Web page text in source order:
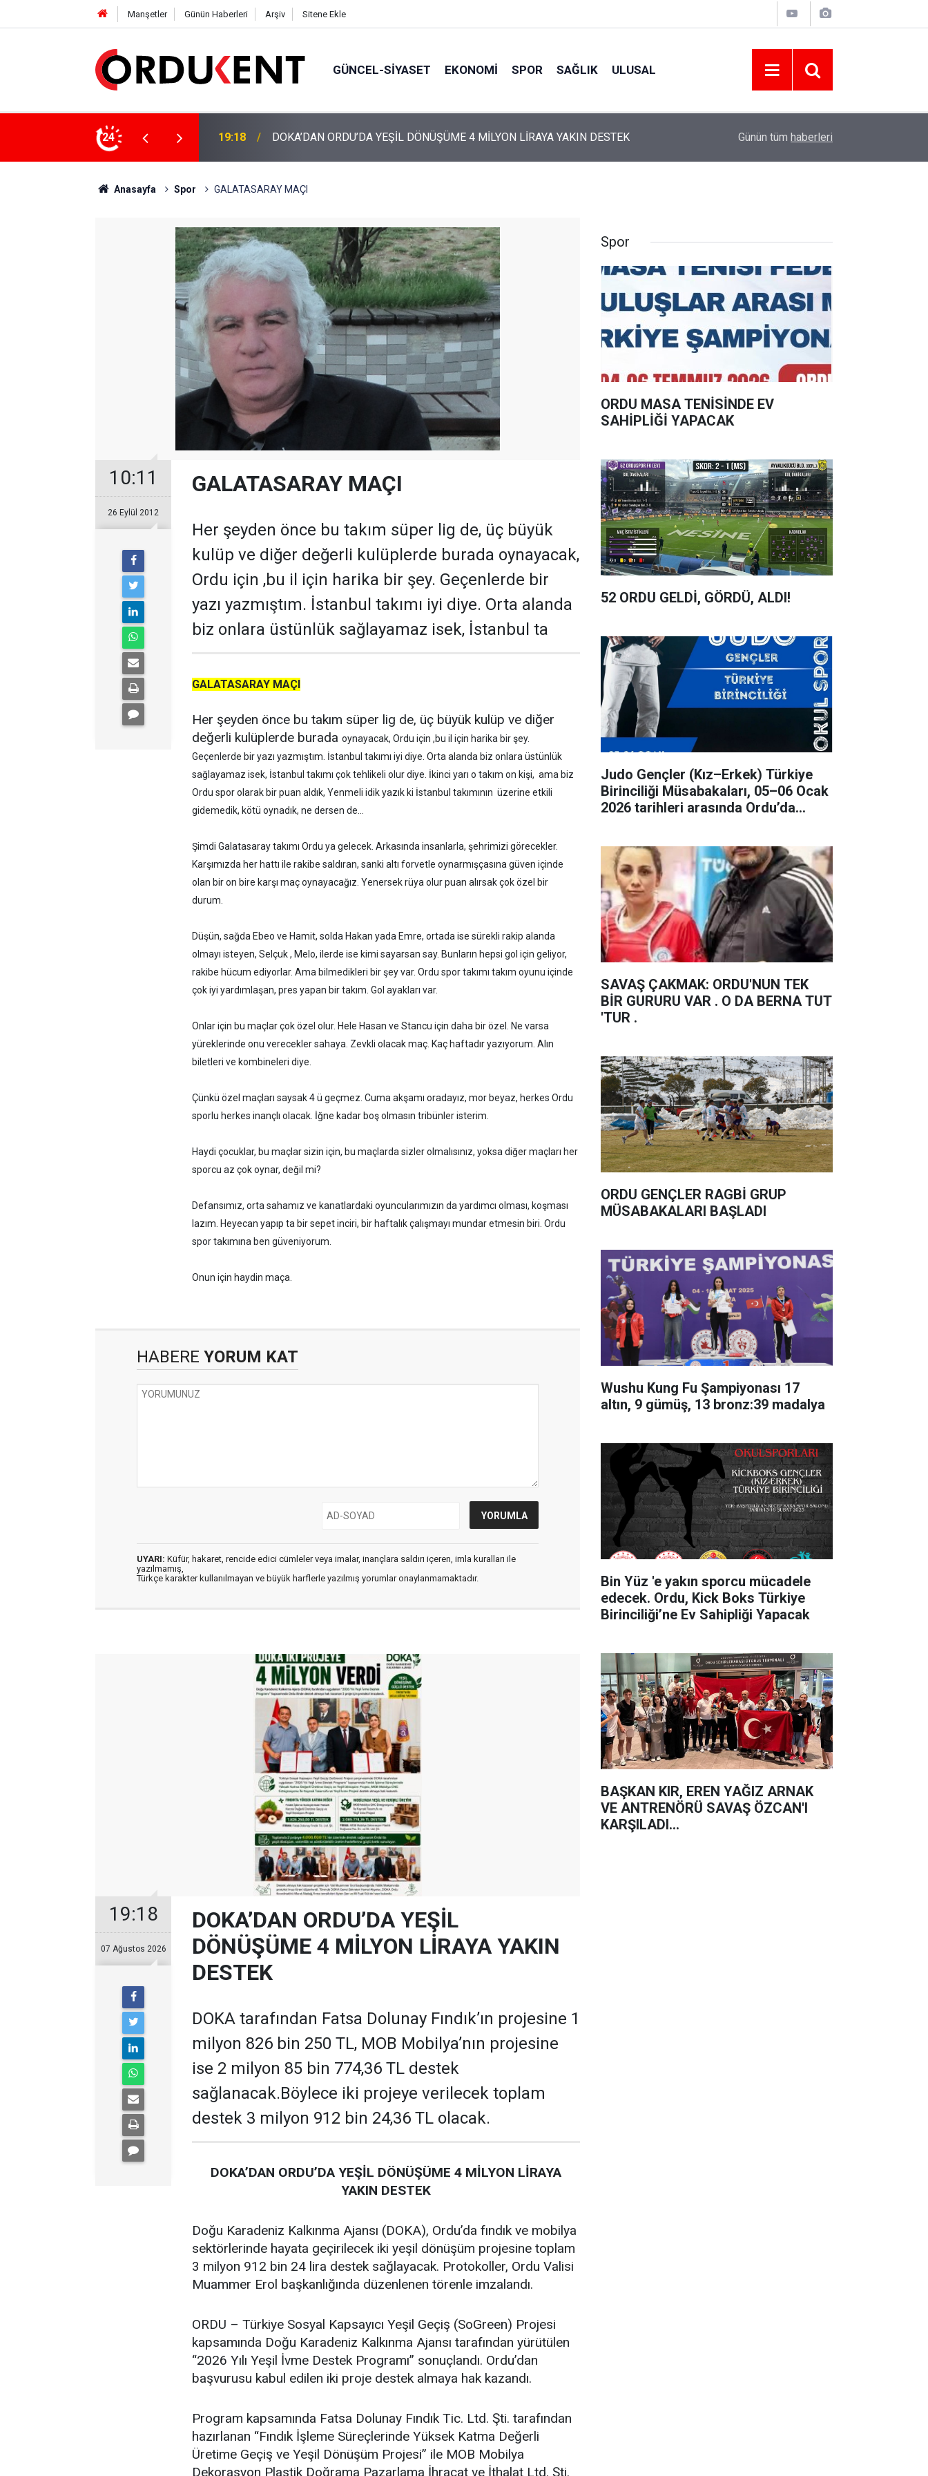
Manşetler Günün Haberleri Arşiv Sitene Ekle
GÜNCEL-SIYASET EKONOMI SPOR SAĞLIK ULUSAL
24
4 MİLYON LİRAYA YAKIN DESTEK 12:46 YENİ PARTİ’NİN ORDU’DAKİ 69 KİŞİLİK KURUCU KADROSU AÇIKLANDI YENİ PARTİ ALTINORDU’DA KURUCU
Günün tüm haberleri
Anasayfa Spor GALATASARAY MAÇI
10:11
26 Eylül 2012
GALATASARAY MAÇI
Her şeyden önce bu takım süper lig de, üç büyük
kulüp ve diğer değerli kulüplerde burada oynayacak,
Ordu için ,bu il için harika bir şey. Geçenlerde bir
yazı yazmıştım. İstanbul takımı iyi diye. Orta alanda
biz onlara üstünlük sağlayamaz isek, İstanbul ta
GALATASARAY MAÇI
Her şeyden önce bu takım süper lig de, üç büyük kulüp ve diğer
değerli kulüplerde burada oynayacak, Ordu için ,bu il için harika bir şey.
Geçenlerde bir yazı yazmıştım. İstanbul takımı iyi diye. Orta alanda biz onlara üstünlük
sağlayamaz isek, İstanbul takımı çok tehlikeli olur diye. İkinci yarı o takım on kişi, ama biz
Ordu spor olarak bir puan aldık, Yenmeli idik yazık ki İstanbul takımının üzerine etkili
gidemedik, kötü oynadık, ne dersen de…
Şimdi Galatasaray takımı Ordu ya gelecek. Arkasında insanlarla, şehrimizi görecekler.
Karşımızda her hattı ile rakibe saldıran, sanki altı forvetle oynarmışçasına güven içinde
olan bir on bire karşı maç oynayacağız. Yenersek rüya olur puan alırsak çok özel bir
durum.
Düşün, sağda Ebeo ve Hamit, solda Hakan yada Emre, ortada ise sürekli rakip alanda
olmayı isteyen, Selçuk , Melo, ilerde ise kimi sayarsan say. Bunların hepsi gol için geliyor,
rakibe hücum ediyorlar. Ama bilmedikleri bir şey var. Ordu spor takımı takım oyunu içinde
çok iyi yardımlaşan, pres yapan bir takım. Gol ayakları var.
Onlar için bu maçlar çok özel olur. Hele Hasan ve Stancu için daha bir özel. Ne varsa
yüreklerinde onu verecekler sahaya. Zevkli olacak maç. Kaç haftadır yazıyorum. Alın
biletleri ve kombineleri diye.
Çünkü özel maçları saysak 4 ü geçmez. Cuma akşamı oradayız, mor beyaz, herkes Ordu
sporlu herkes inançlı olacak. İğne kadar boş olmasın tribünler isterim.
Haydi çocuklar, bu maçlar sizin için, bu maçlarda sizler olmalısınız, yoksa diğer maçları her
sporcu az çok oynar, değil mi?
Defansımız, orta sahamız ve kanatlardaki oyuncularımızın da yardımcı olması, koşması
lazım. Heyecan yapıp ta bir sepet inciri, bir haftalık çalışmayı mundar etmesin biri. Ordu
spor takımına ben güveniyorum.
Onun için haydin maça.
HABERE YORUM KAT
UYARI: Küfür, hakaret, rencide edici cümleler veya imalar, inançlara saldırı içeren, imla kuralları ile
yazılmamış,
Türkçe karakter kullanılmayan ve büyük harflerle yazılmış yorumlar onaylanmamaktadır.
19:18
07 Ağustos 2026
DOKA’DAN ORDU’DA YEŞİL
DÖNÜŞÜME 4 MİLYON LİRAYA YAKIN
DESTEK
DOKA tarafından Fatsa Dolunay Fındık’ın projesine 1
milyon 826 bin 250 TL, MOB Mobilya’nın projesine
ise 2 milyon 85 bin 774,36 TL destek
sağlanacak.Böylece iki projeye verilecek toplam
destek 3 milyon 912 bin 24,36 TL olacak.
DOKA’DAN ORDU’DA YEŞİL DÖNÜŞÜME 4 MİLYON LİRAYA
YAKIN DESTEK
Doğu Karadeniz Kalkınma Ajansı (DOKA), Ordu’da fındık ve mobilya
sektörlerinde hayata geçirilecek iki yeşil dönüşüm projesine toplam
3 milyon 912 bin 24 lira destek sağlayacak. Protokoller, Ordu Valisi
Muammer Erol başkanlığında düzenlenen törenle imzalandı.
ORDU – Türkiye Sosyal Kapsayıcı Yeşil Geçiş (SoGreen) Projesi
kapsamında Doğu Karadeniz Kalkınma Ajansı tarafından yürütülen
“2026 Yılı Yeşil İvme Destek Programı” sonuçlandı. Ordu’dan
başvurusu kabul edilen iki proje destek almaya hak kazandı.
Program kapsamında Fatsa Dolunay Fındık Tic. Ltd. Şti. tarafından
hazırlanan “Fındık İşleme Süreçlerinde Yüksek Katma Değerli
Üretime Geçiş ve Yeşil Dönüşüm Projesi” ile MOB Mobilya
Dekorasyon Plastik Doğrama Pazarlama İhracat ve İthalat Ltd. Şti.
Spor
ORDU MASA TENİSİNDE EV
SAHİPLİĞİ YAPACAK
52 ORDU GELDİ, GÖRDÜ, ALDI!
Judo Gençler (Kız–Erkek) Türkiye
Birinciliği Müsabakaları, 05–06 Ocak
2026 tarihleri arasında Ordu’da
SAVAŞ ÇAKMAK: ORDU'NUN TEK
BİR GURURU VAR . O DA BERNA TUT
'TUR .
ORDU GENÇLER RAGBİ GRUP
MÜSABAKALARI BAŞLADI
Wushu Kung Fu Şampiyonası 17
altın, 9 gümüş, 13 bronz:39 madalya
Bin Yüz 'e yakın sporcu mücadele
edecek. Ordu, Kick Boks Türkiye
Birinciliği’ne Ev Sahipliği Yapacak
BAŞKAN KIR, EREN YAĞIZ ARNAK
VE ANTRENÖRÜ SAVAŞ ÖZCAN'I
KARŞILADI...